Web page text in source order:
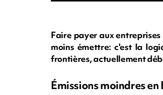
Faire payer aux
moins émettre: c'est la
frontières, actuellement
Émissions moindres